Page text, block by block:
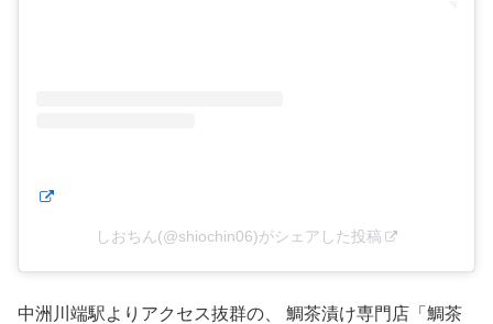
しおちん(@shiochin06)がシェアした投稿
中洲川端駅よりアクセス抜群の、 鯛茶漬け専門店「鯛茶